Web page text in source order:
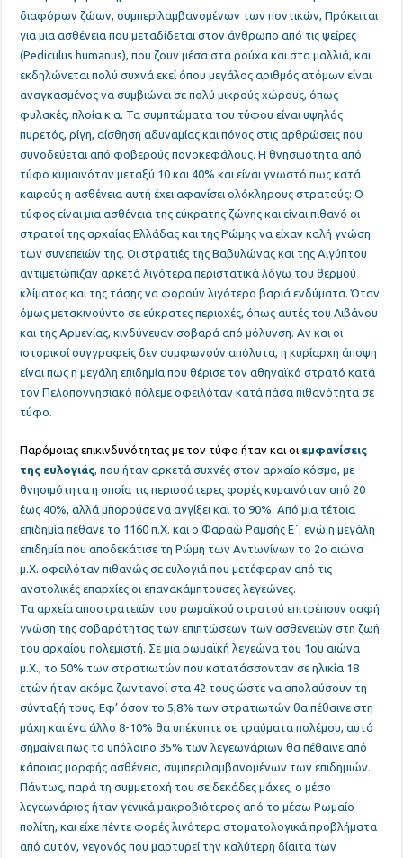
διαφόρων ζώων, συμπεριλαμβανομένων των ποντικών, Πρόκειται
για μια ασθένεια που μεταδίδεται στον άνθρωπο από τις ψείρες
(Pediculus humanus), που ζουν μέσα στα ρούχα και στα μαλλιά, και
εκδηλώνεται πολύ συχνά εκεί όπου μεγάλος αριθμός ατόμων είναι
αναγκασμένος να συμβιώνει σε πολύ μικρούς χώρους, όπως
φυλακές, πλοία κ.α. Τα συμπτώματα του τύφου είναι υψηλός
πυρετός, ρίγη, αίσθηση αδυναμίας και πόνος στις αρθρώσεις που
συνοδεύεται από φοβερούς πονοκεφάλους. Η θνησιμότητα από
τύφο κυμαινόταν μεταξύ 10 και 40% και είναι γνωστό πως κατά
καιρούς η ασθένεια αυτή έχει αφανίσει ολόκληρους στρατούς: Ο
τύφος είναι μια ασθένεια της εύκρατης ζώνης και είναι πιθανό οι
στρατοί της αρχαίας Ελλάδας και της Ρώμης να είχαν καλή γνώση
των συνεπειών της. Οι στρατιές της Βαβυλώνας και της Αιγύπτου
αντιμετώπιζαν αρκετά λιγότερα περιστατικά λόγω του θερμού
κλίματος και της τάσης να φορούν λιγότερο βαριά ενδύματα. Όταν
όμως μετακινούντο σε εύκρατες περιοχές, όπως αυτές του Λιβάνου
και της Αρμενίας, κινδύνευαν σοβαρά από μόλυνση. Αν και οι
ιστορικοί συγγραφείς δεν συμφωνούν απόλυτα, η κυρίαρχη άποψη
είναι πως η μεγάλη επιδημία που θέρισε τον αθηναϊκό στρατό κατά
τον Πελοποννησιακό πόλεμε οφειλόταν κατά πάσα πιθανότητα σε
τύφο.
Παρόμοιας επικινδυνότητας με τον τύφο ήταν και οι εμφανίσεις
της ευλογιάς, που ήταν αρκετά συχνές στον αρχαίο κόσμο, με
θνησιμότητα η οποία τις περισσότερες φορές κυμαινόταν από 20
έως 40%, αλλά μπορούσε να αγγίξει και το 90%. Από μια τέτοια
επιδημία πέθανε το 1160 π.Χ. και ο Φαραώ Ραμσής Ε΄, ενώ η μεγάλη
επιδημία που αποδεκάτισε τη Ρώμη των Αντωνίνων το 2ο αιώνα
μ.Χ. οφειλόταν πιθανώς σε ευλογιά που μετέφεραν από τις
ανατολικές επαρχίες οι επανακάμπτουσες λεγεώνες.
Τα αρχεία αποστρατειών του ρωμαϊκού στρατού επιτρέπουν σαφή
γνώση της σοβαρότητας των επιπτώσεων των ασθενειών στη ζωή
του αρχαίου πολεμιστή. Σε μια ρωμαϊκή λεγεώνα του 1ου αιώνα
μ.Χ., το 50% των στρατιωτών που κατατάσσονταν σε ηλικία 18
ετών ήταν ακόμα ζωντανοί στα 42 τους ώστε να απολαύσουν τη
σύνταξή τους. Εφ’ όσον το 5,8% των στρατιωτών θα πέθαινε στη
μάχη και ένα άλλο 8-10% θα υπέκυπτε σε τραύματα πολέμου, αυτό
σημαίνει πως το υπόλοιπο 35% των λεγεωνάριων θα πέθαινε από
κάποιας μορφής ασθένεια, συμπεριλαμβανομένων των επιδημιών.
Πάντως, παρά τη συμμετοχή του σε δεκάδες μάχες, ο μέσο
λεγεωνάριος ήταν γενικά μακροβιότερος από το μέσω Ρωμαίο
πολίτη, και είχε πέντε φορές λιγότερα στοματολογικά προβλήματα
από αυτόν, γεγονός που μαρτυρεί την καλύτερη δίαιτα των